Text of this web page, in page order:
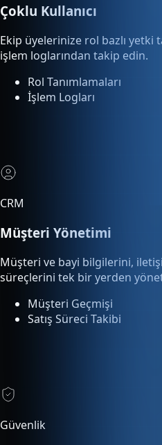
işlem loglarından takip edin.
Rol Tanımlamaları
İşlem Logları
Müşteri Yönetimi
Müşteri ve bayi bilgilerini,
süreçlerini tek bir yerden
Müşteri Geçmişi
Satış Süreci Takibi
Veri Güvenliği
Tüm verileriniz 128-bit SSL ile